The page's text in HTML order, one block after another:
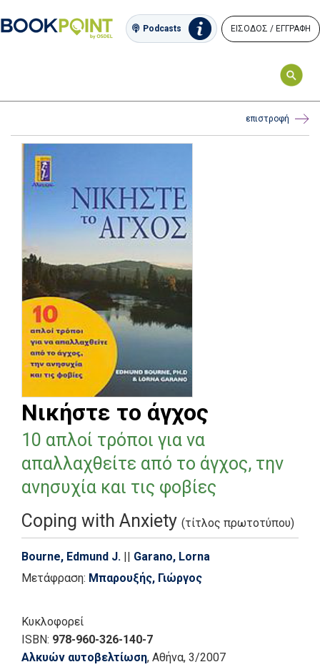
Podcasts ΕΙΣΟΔΟΣ / ΕΓΓΡΑΦΗ
επιστροφή
Νικήστε το άγχος
10 απλοί τρόποι για να
απαλλαχθείτε από το άγχος, την
ανησυχία και τις φοβίες
Coping with Anxiety (τίτλος πρωτοτύπου)
Bourne, Edmund J. || Garano, Lorna
Μετάφραση: Μπαρουξής, Γιώργος
Κυκλοφορεί
ISBN: 978-960-326-140-7
Αλκυών αυτοβελτίωση, Αθήνα, 3/2007